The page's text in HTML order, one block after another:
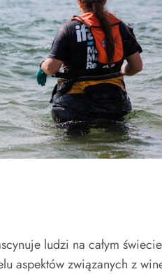
ludzi na całym
aspektów związanych z